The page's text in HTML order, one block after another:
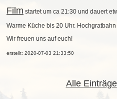
Film startet um ca 21:30 und dauert
Warme Küche bis 20 Uhr.
Wir freuen uns auf euch!
erstellt: 2020-07-03 21:33:50
Alle